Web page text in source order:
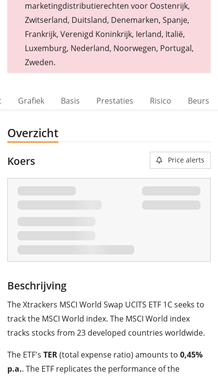
marketingdistributierechten voor Oostenrijk,
Zwitserland, Duitsland, Denemarken, Spanje,
Frankrijk, Verenigd Koninkrijk, Ierland, Italië,
Luxemburg, Nederland, Noorwegen, Portugal,
Zweden.
Grafiek Basis Prestaties Risico Beurs
Overzicht
Koers Price alerts
Beschrijving
The Xtrackers MSCI World Swap UCITS ETF 1C seeks to
track the MSCI World index. The MSCI World index
tracks stocks from 23 developed countries worldwide.
The ETF's TER(total expense ratio) amounts to 0,45%
p.a.. The ETF replicates the performance of the